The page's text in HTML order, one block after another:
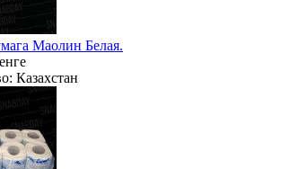
Маолин Белая.
Казахстан